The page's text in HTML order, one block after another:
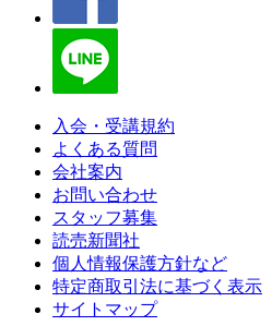
入会・受講規約
よくある質問
会社案内
お問い合わせ
スタッフ募集
読売新聞社
個人情報保護方針など
特定商取引法に基づく表示
サイトマップ